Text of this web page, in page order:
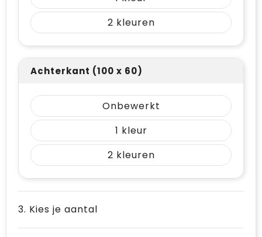
2
Achterkant (100 x 60)
Onbewerkt
1
2
3. Kies je aantal